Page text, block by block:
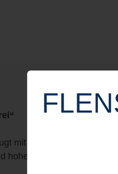
mit einem eleganten V-
hohen Tragekomfort bei